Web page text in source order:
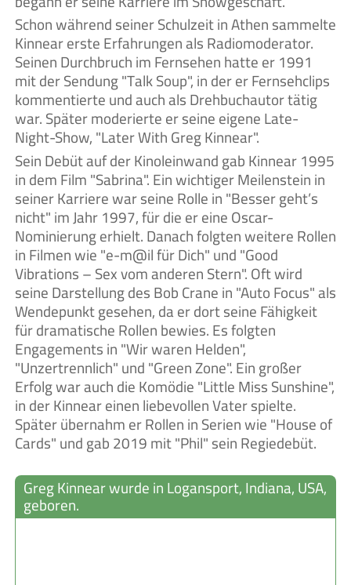
Schon während seiner Schulzeit in Athen sammelte
Kinnear erste Erfahrungen als Radiomoderator.
Seinen Durchbruch im Fernsehen hatte er 1991
mit der Sendung "Talk Soup", in der er Fernsehclips
kommentierte und auch als Drehbuchautor tätig
war. Später moderierte er seine eigene Late-
Night-Show, "Later With Greg Kinnear".
Sein Debüt auf der Kinoleinwand gab Kinnear 1995
in dem Film "Sabrina". Ein wichtiger Meilenstein in
seiner Karriere war seine Rolle in "Besser geht’s
nicht" im Jahr 1997, für die er eine Oscar-
Nominierung erhielt. Danach folgten weitere Rollen
in Filmen wie "e-m@il für Dich" und "Good
Vibrations – Sex vom anderen Stern". Oft wird
seine Darstellung des Bob Crane in "Auto Focus" als
Wendepunkt gesehen, da er dort seine Fähigkeit
für dramatische Rollen bewies. Es folgten
Engagements in "Wir waren Helden",
"Unzertrennlich" und "Green Zone". Ein großer
Erfolg war auch die Komödie "Little Miss Sunshine",
in der Kinnear einen liebevollen Vater spielte.
Später übernahm er Rollen in Serien wie "House of
Cards" und gab 2019 mit "Phil" sein Regiedebüt.
Greg Kinnear wurde in Logansport, Indiana, USA,
geboren.